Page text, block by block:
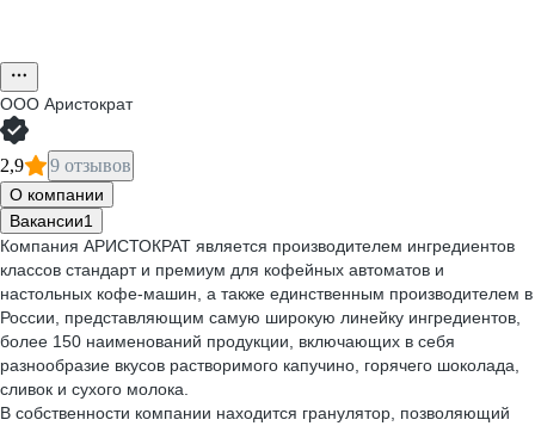
ООО Аристократ
2,9 9 отзывов
О компании
Вакансии1
Компания АРИСТОКРАТ является производителем ингредиентов
классов стандарт и премиум для кофейных автоматов и
настольных кофе-машин, а также единственным производителем в
России, представляющим самую широкую линейку ингредиентов,
более 150 наименований продукции, включающих в себя
разнообразие вкусов растворимого капучино, горячего шоколада,
сливок и сухого молока.
В собственности компании находится гранулятор, позволяющий